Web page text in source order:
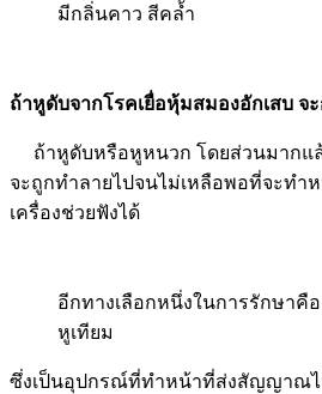
มีกลิ่นคาว สีคล้ำ
ถ้าหูดับจากโรคเยื่อหุ้มสมองอักเสบ จ
ถ้าหูดับหรือหูหนวก โดยส่วนมากแ
จะถูกทำลายไปจนไม่เหลือพอที่จะท
เครื่องช่วยฟังได้
อีกทางเลือกหนึ่งในการรักษาคื
หูเทียม
ซึ่งเป็นอุปกรณ์ที่ทำหน้าที่ส่งสัญญาณไ